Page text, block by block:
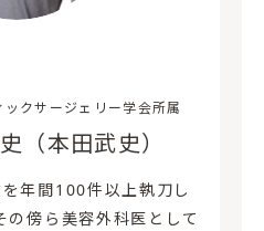
クサージェリー学会所属
（本田武史）
年間100件以上執刀し
傍ら美容外科医として